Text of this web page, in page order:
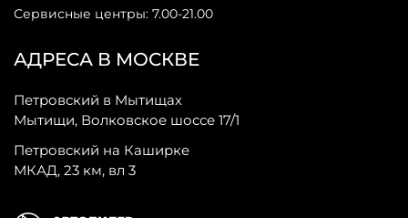
АДРЕСА В МОСКВЕ
Петровский в Мытищах
Мытищи, Волковское шоссе 17/1
Петровский на Каширке
МКАД, 23 км, вл 3
Сервисные центры: 7.00-21.00